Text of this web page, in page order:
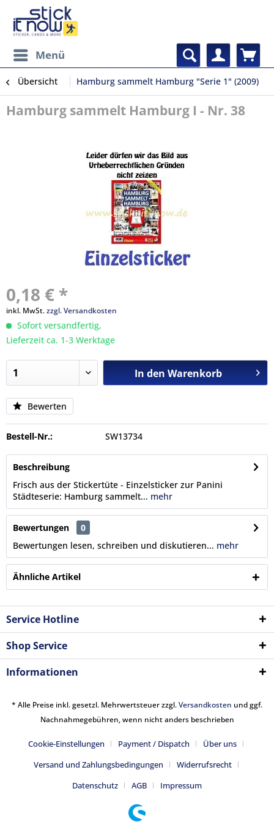
Menü
Übersicht Hamburg sammelt Hamburg "Serie 1" (2009)
Hamburg sammelt Hamburg I - Nr. 38
0,18 € *
inkl. MwSt.zzgl. Versandkosten
Sofort versandfertig,
Lieferzeit ca. 1-3 Werktage
In den Warenkorb
Bewerten
Bestell-Nr.: SW13734
Beschreibung
Frisch aus der Stickertüte - Einzelsticker zur Panini
Städteserie: Hamburg sammelt... mehr
Bewertungen
0
Bewertungen lesen, schreiben und diskutieren... mehr
Ähnliche Artikel
Service Hotline
Shop Service
Informationen
* Alle Preise inkl. gesetzl. Mehrwertsteuer zzgl.Versandkosten und ggf.
Nachnahmegebühren, wenn nicht anders beschrieben
Cookie-Einstellungen Payment / Dispatch
Über uns
Versand und Zahlungsbedingungen
Widerrufsrecht
Datenschutz
AGB Impressum